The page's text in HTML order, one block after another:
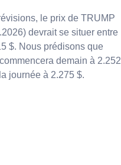
le prix de TRUMP
devrait se situer entre
$. Nous prédisons que
demain à 2.252
journée à 2.275 $.